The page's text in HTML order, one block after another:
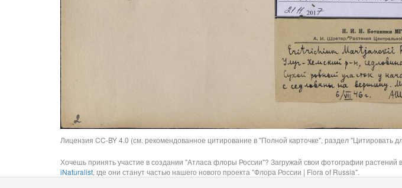
Лицензия CC-BY 4.0 (см. рекомендованное цитирование в "Полной карточке", раздел "Цитировать
Хочешь принять участие в создании "Атласа флоры России"? Загружай свои фотографии растений
iNaturalist, где они станут частью нашего нового проекта "Флора России | Flora of Russia".